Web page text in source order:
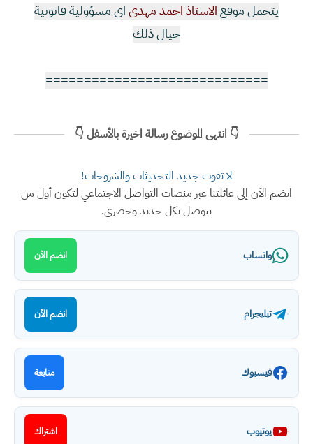
يتحمل موقعالاستاذ احمد مهدياي مسؤولية قانونية
حيال ذلك
=============================
👇 انتهى الموضوع رسالة اخيرة بالأسفل 👇
لا تفوت جديد التحديثات والشروحات!
انضم الآن إلى عائلتنا عبر منصات التواصل الاجتماعي لتكون أول من
يتوصل بكل جديد وحصري.
واتساب انضم الآن
تيليجرام انضم الآن
فيسبوك متابعة
يوتيوب اشتراك